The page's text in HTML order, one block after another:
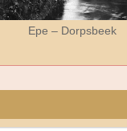
Epe – Dorpsbeek